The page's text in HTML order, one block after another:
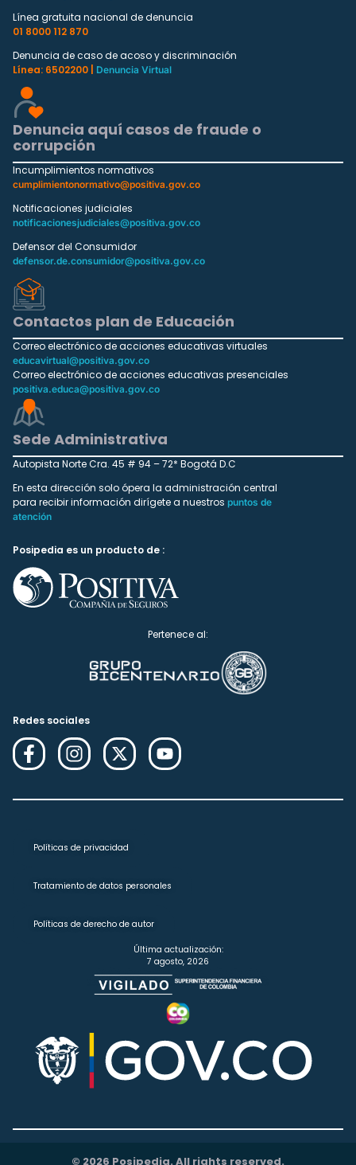
Línea gratuita nacional de denuncia
01 8000 112 870
Denuncia de caso de acoso y discriminación
Línea: 6502200 |
Denuncia Virtual
Denuncia aquí casos de fraude o
corrupción
Incumplimientos normativos
cumplimientonormativo@positiva.gov.co
Notificaciones judiciales
notificacionesjudiciales@positiva.gov.co
Defensor del Consumidor
defensor.de.consumidor@positiva.gov.co
Contactos plan de Educación
Correo electrónico de acciones educativas virtuales
educavirtual@positiva.gov.co
Correo electrónico de acciones educativas presenciales
positiva.educa@positiva.gov.co
Sede Administrativa
Autopista Norte Cra. 45 # 94 – 72* Bogotá D.C
En esta dirección solo ópera la administración central
para recibir información dirígete a nuestros puntos de
atención
Posipedia es un producto de :
Pertenece al:
Redes sociales
Políticas de privacidad
Tratamiento de datos personales
Políticas de derecho de autor
Última actualización:
7 agosto, 2026
© 2026 Posipedia. All rights reserved.